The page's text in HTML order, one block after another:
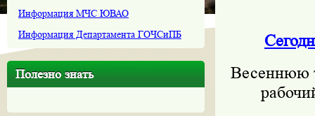
Информация МЧС ЮВАО
Информация Департамента ГОЧСиПБ
Полезно знать
Весеннюю